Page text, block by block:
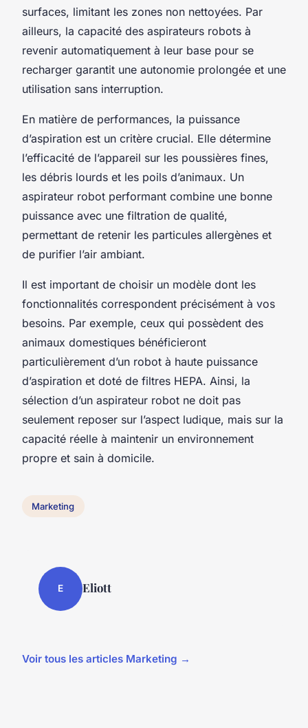
surfaces, limitant les zones non nettoyées. Par
ailleurs, la capacité des aspirateurs robots à
revenir automatiquement à leur base pour se
recharger garantit une autonomie prolongée et une
utilisation sans interruption.
En matière de performances, la puissance
d’aspiration est un critère crucial. Elle détermine
l’efficacité de l’appareil sur les poussières fines,
les débris lourds et les poils d’animaux. Un
aspirateur robot performant combine une bonne
puissance avec une filtration de qualité,
permettant de retenir les particules allergènes et
de purifier l’air ambiant.
Il est important de choisir un modèle dont les
fonctionnalités correspondent précisément à vos
besoins. Par exemple, ceux qui possèdent des
animaux domestiques bénéficieront
particulièrement d’un robot à haute puissance
d’aspiration et doté de filtres HEPA. Ainsi, la
sélection d’un aspirateur robot ne doit pas
seulement reposer sur l’aspect ludique, mais sur la
capacité réelle à maintenir un environnement
propre et sain à domicile.
Marketing
E Eliott
Voir tous les articles Marketing →